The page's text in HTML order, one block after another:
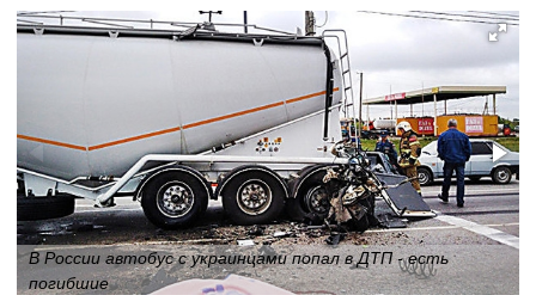
В России автобус с украинцами попал в ДТП - есть
погибшие